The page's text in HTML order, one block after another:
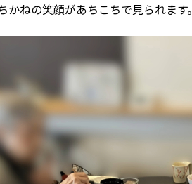
かねの笑顔があちこちで見られます。